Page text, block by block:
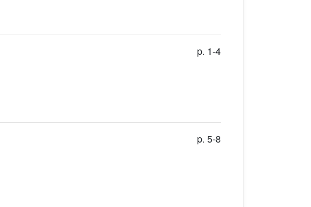
p. 1-4
p. 5-8